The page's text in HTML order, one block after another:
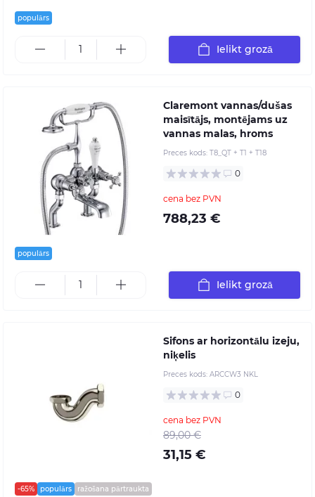
populārs
Ielikt grozā
populārs
Claremont vannas/dušas
maisītājs, montējams uz
vannas malas, hroms
Preces kods: T8_QT + T1 + T18
0
cena bez PVN
788,23 €
Ielikt grozā
-65% populārs ražošana pārtraukta
Sifons ar horizontālu izeju,
niķelis
Preces kods: ARCCW3 NKL
0
cena bez PVN
89,00 €
31,15 €